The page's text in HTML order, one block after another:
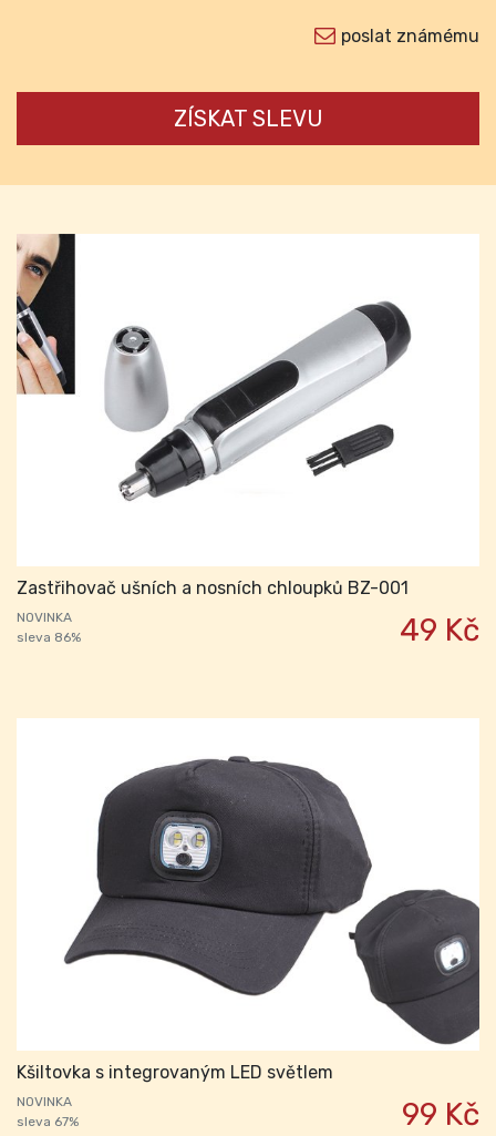
poslat známému
ZÍSKAT SLEVU
Zastřihovač ušních a nosních chloupků BZ-001
NOVINKA
sleva 86%
49 Kč
Kšiltovka s integrovaným LED světlem
NOVINKA
sleva 67%
99 Kč